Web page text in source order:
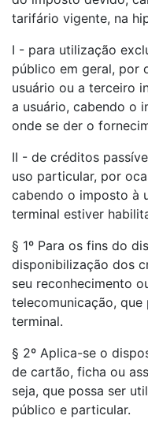
tarifário vigente, na
I - para utilização
público em geral, por
usuário ou a terceiro
a usuário, cabendo o
onde se der o
II - de créditos
uso particular, por
cabendo o imposto à
terminal estiver
§ 1º Para os fins do
disponibilização dos
seu reconhecimento
telecomunicação,
terminal.
§ 2º Aplica-se o
de cartão, ficha ou
seja, que possa ser
público e particular.